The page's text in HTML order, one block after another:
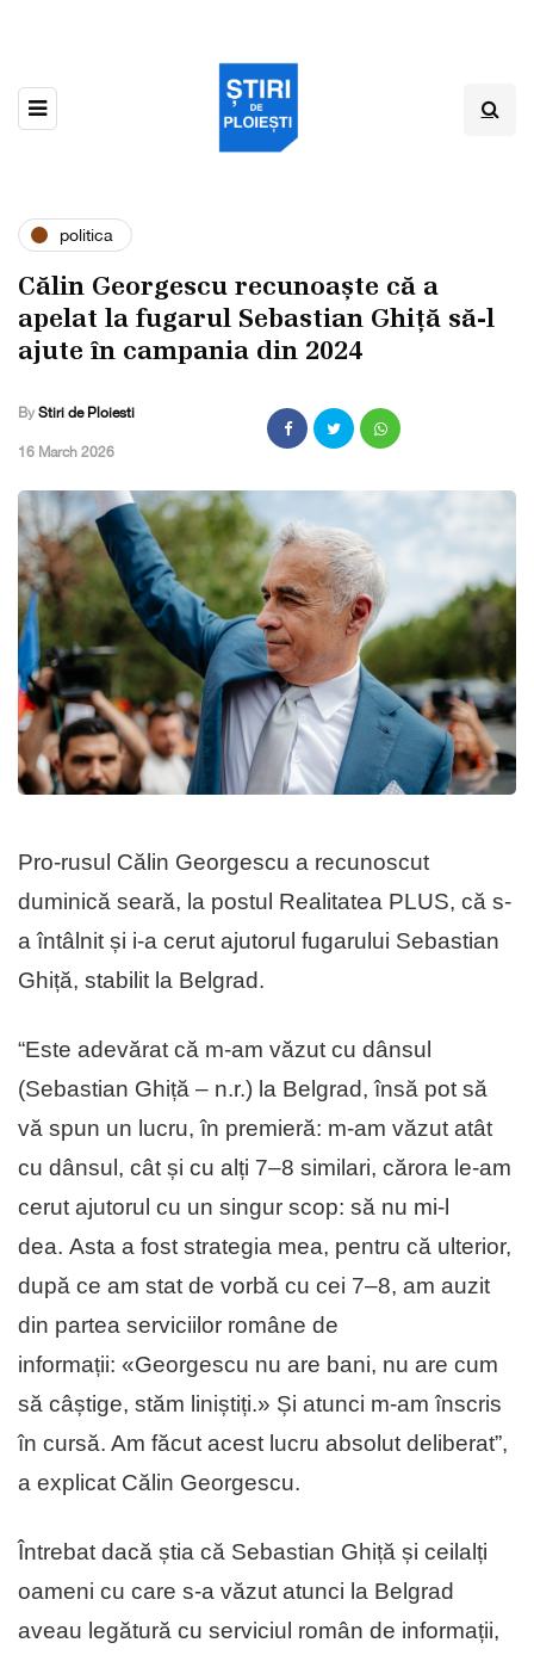
politica
Călin Georgescu recunoaște că a
apelat la fugarul Sebastian Ghiță să-l
ajute în campania din 2024
By Stiri de Ploiesti
,16 March 2026
Pro-rusul Călin Georgescu a recunoscut
duminică seară, la postul Realitatea PLUS, că s-
a întâlnit și i-a cerut ajutorul fugarului Sebastian
Ghiță, stabilit la Belgrad.
“Este adevărat că m‑am văzut cu dânsul
(Sebastian Ghiță – n.r.) la Belgrad, însă pot să
vă spun un lucru, în premieră: m‑am văzut atât
cu dânsul, cât și cu alți 7–8 similari, cărora le‑am
cerut ajutorul cu un singur scop: să nu mi‑l
dea. Asta a fost strategia mea, pentru că ulterior,
după ce am stat de vorbă cu cei 7–8, am auzit
din partea serviciilor române de
informații: «Georgescu nu are bani, nu are cum
să câștige, stăm liniștiți.» Și atunci m‑am înscris
în cursă. Am făcut acest lucru absolut deliberat”,
a explicat Călin Georgescu.
Întrebat dacă știa că Sebastian Ghiță și ceilalți
oameni cu care s‑a văzut atunci la Belgrad
aveau legătură cu serviciul român de informații,